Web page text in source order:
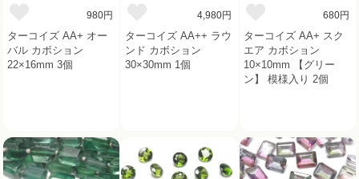
980円
ターコイズ AA+ オー
バル カボション
22×16mm 3個
4,980円
ターコイズ AA++ ラウ
ンド カボション
30×30mm 1個
680円
ターコイズ AA+ スク
エア カボション
10×10mm 【グリー
ン】 模様入り 2個